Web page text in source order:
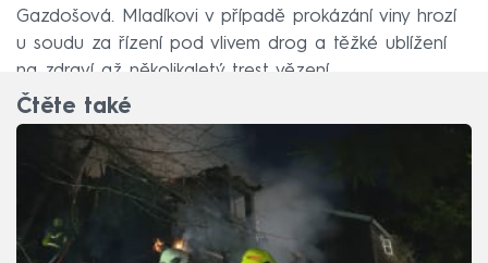
Gazdošová. Mladíkovi v případě prokázání viny hrozí
u soudu za řízení pod vlivem drog a těžké ublížení
na zdraví až několikaletý trest vězení.
Čtěte také